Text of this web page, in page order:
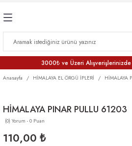
3000₺ ve Üzeri Alışverişlerinizde
Anasayfa HİMALAYA EL ÖRGÜ İPLERİ HİMALAYA
HİMALAYA PINAR PULLU 61203
(0) Yorum - 0 Puan
110,00 ₺